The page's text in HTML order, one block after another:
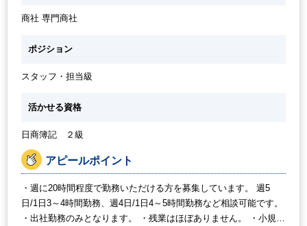
送金（基本的に定型作業で英語力は不要） ・その他経理サポート
能性があります。 ・その他庶務業務（電話対応・備品の注文な
ジです。
商社 専門商社
ポジション
スタッフ・担当級
活かせる資格
日商簿記 ２級
アピールポイント
・週に20時間程度で勤務いただける方を募集しています。 週5
日/1日3～4時間勤務、週4日/1日4～5時間勤務など相談可能です。
・出社勤務のみとなります。 ・残業はほぼありません。 ・小規模